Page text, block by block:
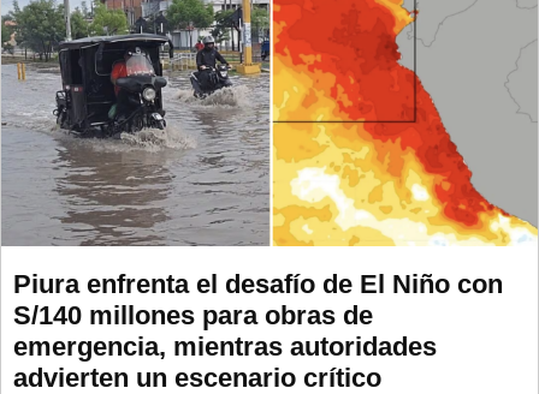
Piura enfrenta el desafío de El Niño con
S/140 millones para obras de
emergencia, mientras autoridades
advierten un escenario crítico